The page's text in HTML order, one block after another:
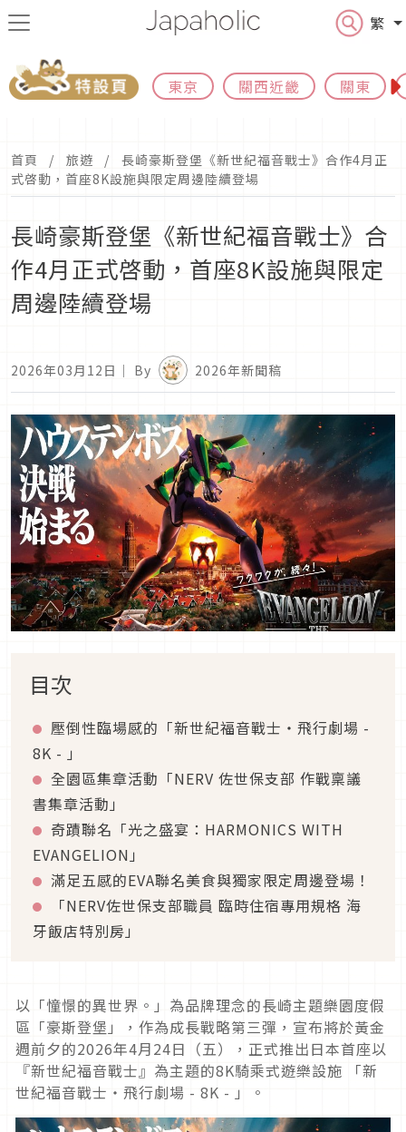
繁
東京 關西近畿 關東
首頁 旅遊
長崎豪斯登堡《新世紀福音戰士》合作4月正
式啓動，首座8K設施與限定周邊陸續登場
長崎豪斯登堡《新世紀福音戰士》合
作4月正式啓動，首座8K設施與限定
周邊陸續登場
2026年03月12日 ｜ By 2026年新聞稿
目次
壓倒性臨場感的「新世紀福音戰士・飛行劇場 -
8K - 」
全園區集章活動「NERV 佐世保支部 作戰稟議
書集章活動」
奇蹟聯名「光之盛宴：HARMONICS WITH
EVANGELION」
滿足五感的EVA聯名美食與獨家限定周邊登場！
「NERV佐世保支部職員 臨時住宿專用規格 海
牙飯店特別房」
以「憧憬的異世界。」為品牌理念的長崎主題樂園度假
區「豪斯登堡」，作為成長戰略第三彈，宣布將於黃金
週前夕的2026年4月24日（五），正式推出日本首座以
『新世紀福音戰士』為主題的8K騎乘式遊樂設施 「新
世紀福音戰士・飛行劇場 - 8K - 」。